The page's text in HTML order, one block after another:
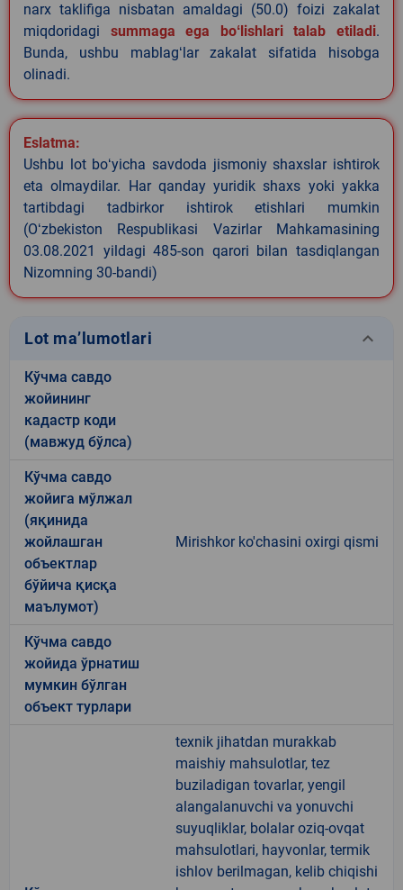
narx taklifiga nisbatan amaldagi (50.0) foizi zakalat
miqdoridagi summaga ega boʻlishlari talab etiladi.
Bunda, ushbu mablagʻlar zakalat sifatida hisobga
olinadi.
Eslatma:
Ushbu lot boʻyicha savdoda jismoniy shaxslar ishtirok
eta olmaydilar. Har qanday yuridik shaxs yoki yakka
tartibdagi tadbirkor ishtirok etishlari mumkin
(Oʻzbekiston Respublikasi Vazirlar Mahkamasining
03.08.2021 yildagi 485-son qarori bilan tasdiqlangan
Nizomning 30-bandi)
Lot ma’lumotlari keyboard_arrow_down
Кўчма савдо
жойининг
кадастр коди
(мавжуд бўлса)
Кўчма савдо
жойига мўлжал
(яқинида
жойлашган
объектлар
бўйича қисқа
маълумот)
Mirishkor ko'chasini oxirgi qismi
Кўчма савдо
жойида ўрнатиш
мумкин бўлган
объект турлари
texnik jihatdan murakkab
maishiy mahsulotlar, tez
buziladigan tovarlar, yengil
alangalanuvchi va yonuvchi
suyuqliklar, bolalar oziq-ovqat
mahsulotlari, hayvonlar, termik
ishlov berilmagan, kelib chiqishi